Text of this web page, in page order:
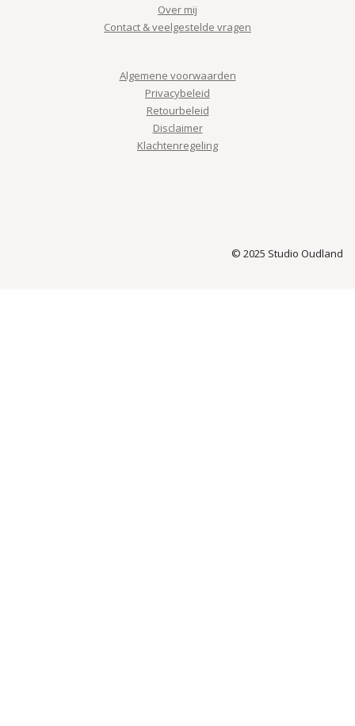
Over mij
Contact & veelgestelde vragen
Algemene voorwaarden
Privacybeleid
Retourbeleid
Disclaimer
Klachtenregeling
© 2025 Studio Oudland